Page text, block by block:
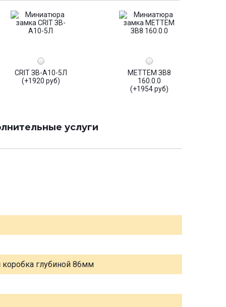
CRIT ЗВ-А10-5Л
(+1920 руб)
МЕТТЕМ ЗВ8
160.0.0
(+1954 руб)
услуги
коробка глубиной 86мм